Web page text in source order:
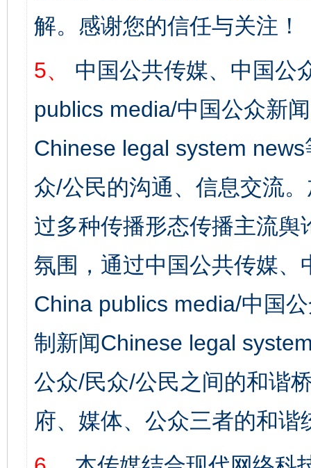
解。感谢您的信任与关注！
5、
中国公共传媒、中国公
publics media/中国公众新
Chinese legal system
众/公民的沟通、信息交流
过多种传播形态传播主流
氛围，通过中国公共传媒
China publics media/中国
制新闻Chinese legal
公众/民众/公民之间的和谐
府、媒体、公众三者的和谐